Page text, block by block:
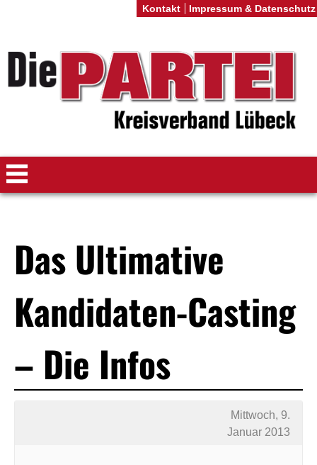
Das Ultimative
Kandidaten-Casting
– Die Infos
Mittwoch, 9.
Januar 2013
Kontakt Impressum & Datenschutz